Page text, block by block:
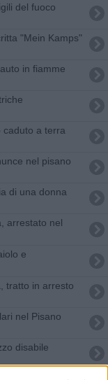
del fuoco
"Mein Kamps"
in fiamme
caduto a terra
nel pisano
di una donna
arrestato nel
e
tratto in arresto
nel Pisano
disabile